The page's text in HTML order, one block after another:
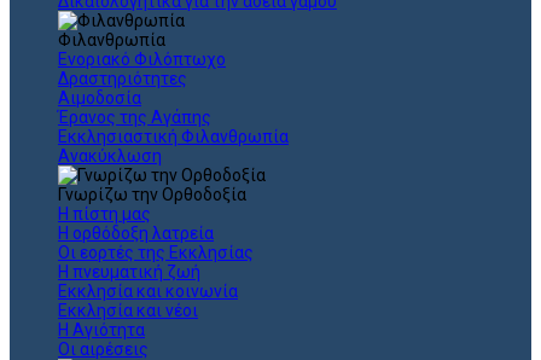
Φιλανθρωπία
Ενοριακό Φιλόπτωχο
Δραστηριότητες
Αιμοδοσία
Έρανος της Αγάπης
Εκκλησιαστική Φιλανθρωπία
Ανακύκλωση
Γνωρίζω την Ορθοδοξία
Η πίστη μας
Η ορθόδοξη λατρεία
Οι εορτές της Εκκλησίας
Η πνευματική ζωή
Εκκλησία και κοινωνία
Εκκλησία και νέοι
Η Αγιότητα
Οι αιρέσεις